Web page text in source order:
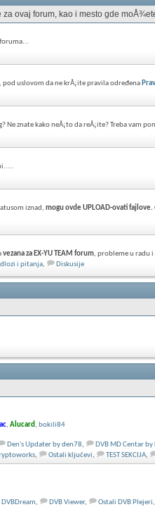
ovaj forum, kao i mesto gde
uslovom da ne krÅ¡ite pravila određena
Ne znate kako neÅ¡to da reÅ¡ite? Treba vam
iznad, mogu ovde UPLOAD-ovati fajlove.
vezana za EX-YU TEAM forum, probleme u radu
i pitanja, Diskusije
, Alucard , bokili84
Den's Updater by den78, DVB MD Centar by
, Ostali ključevi, TEST SEKCIJA,
DVBDream, DVB Viewer, Ostali DVB Plejeri,